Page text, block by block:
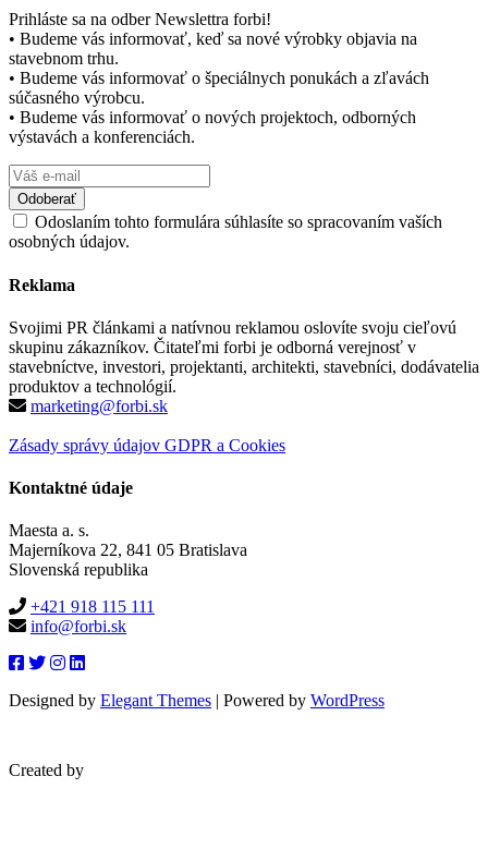
Prihláste sa na odber Newslettra forbi!
• Budeme vás informovať, keď sa nové výrobky objavia na
stavebnom trhu.
• Budeme vás informovať o špeciálnych ponukách a zľavách
súčasného výrobcu.
• Budeme vás informovať o nových projektoch, odborných
výstavách a konferenciách.
Odoslaním tohto formulára súhlasíte so spracovaním vaších
osobných údajov.
Reklama
Svojimi PR článkami a natívnou reklamou oslovíte svoju cieľovú
skupinu zákazníkov. Čitateľmi forbi je odborná verejnosť v
stavebníctve, investori, projektanti, architekti, stavebníci, dodávatelia
produktov a technológií.
marketing@forbi.sk
Zásady správy údajov GDPR a Cookies
Kontaktné údaje
Maesta a. s.
Majerníkova 22, 841 05 Bratislava
Slovenská republika
+421 918 115 111
info@forbi.sk
Designed by Elegant Themes | Powered by WordPress
Created by